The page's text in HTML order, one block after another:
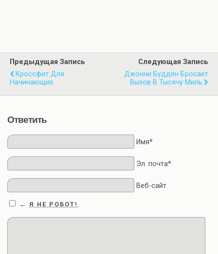
Предыдущая Запись
Кроссфит Для
Начинающих
Следующая Запись
Джонни Будден Бросает
Вызов В Тысячу Миль
Ответить
Имя*
Эл. почта*
Веб-сайт
← Я НЕ РОБОТ!